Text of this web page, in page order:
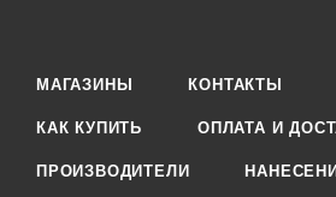
МАГАЗИНЫ КОНТАКТЫ
КАК КУПИТЬ ОПЛАТА И
ПРОИЗВОДИТЕЛИ